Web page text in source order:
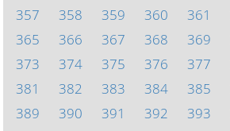
357
358 359 360 361
365
366 367 368 369
373
374 375 376 377
381
382 383 384 385
389
390 391 392 393